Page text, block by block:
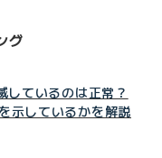
グ
しているのは正常？
示しているかを解説